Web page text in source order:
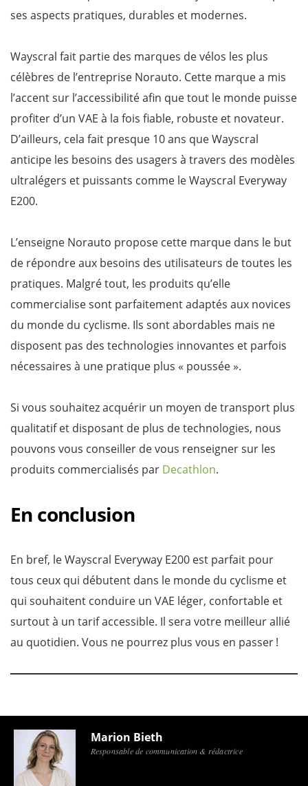
ses aspects pratiques, durables et modernes.
Wayscral fait partie des marques de vélos les plus
célèbres de l’entreprise Norauto. Cette marque a mis
l’accent sur l’accessibilité afin que tout le monde puisse
profiter d’un VAE à la fois fiable, robuste et novateur.
D’ailleurs, cela fait presque 10 ans que Wayscral
anticipe les besoins des usagers à travers des modèles
ultralégers et puissants comme le Wayscral Everyway
E200.
L’enseigne Norauto propose cette marque dans le but
de répondre aux besoins des utilisateurs de toutes les
pratiques. Malgré tout, les produits qu’elle
commercialise sont parfaitement adaptés aux novices
du monde du cyclisme. Ils sont abordables mais ne
disposent pas des technologies innovantes et parfois
nécessaires à une pratique plus « poussée ».
Si vous souhaitez acquérir un moyen de transport plus
qualitatif et disposant de plus de technologies, nous
pouvons vous conseiller de vous renseigner sur les
produits commercialisés par Decathlon.
En conclusion
En bref, le Wayscral Everyway E200 est parfait pour
tous ceux qui débutent dans le monde du cyclisme et
qui souhaitent conduire un VAE léger, confortable et
surtout à un tarif accessible. Il sera votre meilleur allié
au quotidien. Vous ne pourrez plus vous en passer !
Marion Bieth
Responsable de communication & rédactrice